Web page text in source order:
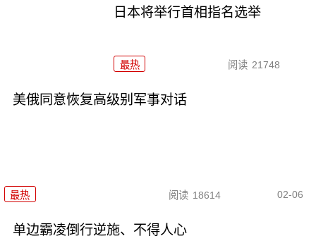
日本将举行首相指名选举
最热 阅读 21748
美俄同意恢复高级别军事对话
最热 阅读 18614 02-06
单边霸凌倒行逆施、不得人心